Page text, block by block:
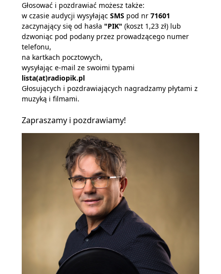
Głosować i pozdrawiać możesz także:
w czasie audycji wysyłając SMS pod nr 71601
zaczynający się od hasła "PIK" (koszt 1,23 zł) lub
dzwoniąc pod podany przez prowadzącego numer
telefonu,
na kartkach pocztowych,
wysyłając e-mail ze swoimi typami
lista(at)radiopik.pl
Głosujących i pozdrawiających nagradzamy płytami z
muzyką i filmami.
Zapraszamy i pozdrawiamy!